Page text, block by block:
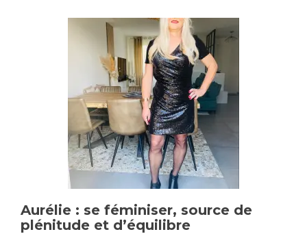
Aurélie : se féminiser, source de
plénitude et d’équilibre